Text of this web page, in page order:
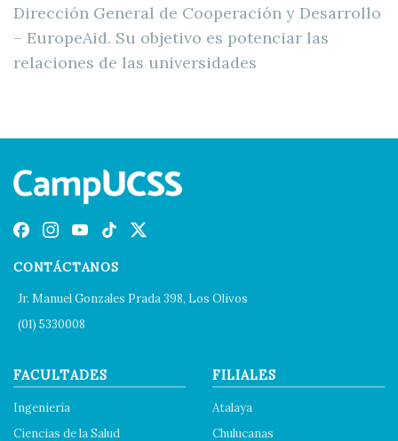
Dirección General de Cooperación y Desarrollo
– EuropeAid. Su objetivo es potenciar las
relaciones de las universidades
CONTÁCTANOS
Jr. Manuel Gonzales Prada 398, Los Olivos
(01) 5330008
FACULTADES
Ingeniería
Ciencias de la Salud
FILIALES
Atalaya
Chulucanas